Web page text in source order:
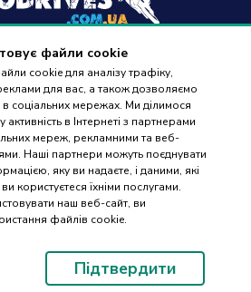
файли cookie
cookie для аналізу трафіку,
реклами для вас, а також дозволяємо
соціальних мережах. Ми ділимося
в Інтернеті з партнерами
мереж, рекламними та веб-
Наші партнери можуть поєднувати
яку ви надаєте, і даними, які
користуєтеся їхніми послугами.
наш веб-сайт, ви
файлів cookie.
Підтвердити
488 77 88
в робочі дні з 9:00 до 18:00
та доставка
Контакти
ПІДБІР
ЗАПЧАСТИН